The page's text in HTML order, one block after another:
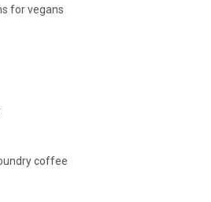
for vegans
coffee